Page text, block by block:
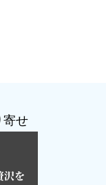
寄せ